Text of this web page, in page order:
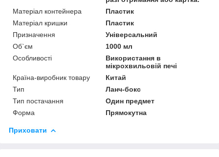
Матеріал контейнера
Пластик
Матеріал кришки
Пластик
Призначення
Універсальний
Об`єм
1000 мл
Особливості
Використання в
мікрохвильовій печі
Країна-виробник товару
Китай
Тип
Ланч-бокс
Тип постачання
Один предмет
Форма
Прямокутна
Приховати